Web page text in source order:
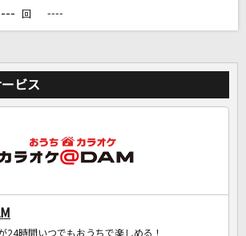
回 ----
ビス
24時間いつでもおうちで楽しめる！